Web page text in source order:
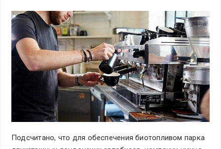
Подсчитано, что для обеспечения биотопливом парка